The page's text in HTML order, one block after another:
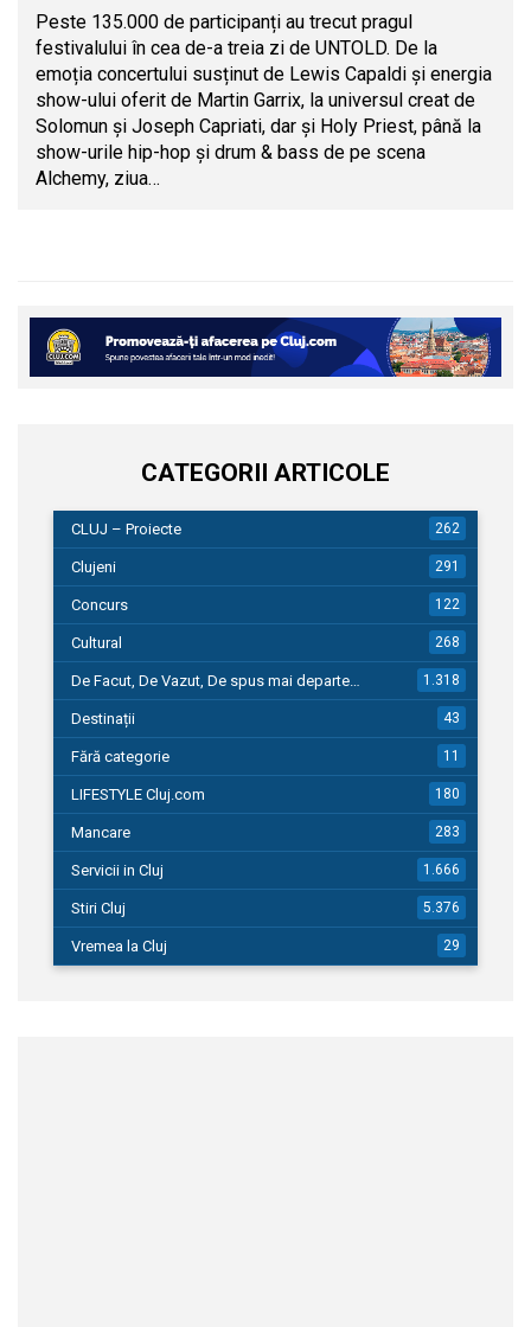
Peste 135.000 de participanți au trecut pragul
festivalului în cea de-a treia zi de UNTOLD. De la
emoția concertului susținut de Lewis Capaldi și energia
show-ului oferit de Martin Garrix, la universul creat de
Solomun și Joseph Capriati, dar și Holy Priest, până la
show-urile hip-hop și drum & bass de pe scena
Alchemy, ziua…
CATEGORII ARTICOLE
CLUJ – Proiecte 262
Clujeni 291
Concurs 122
Cultural 268
De Facut, De Vazut, De spus mai departe… 1.318
Destinații 43
Fără categorie 11
LIFESTYLE Cluj.com 180
Mancare 283
Servicii in Cluj 1.666
Stiri Cluj 5.376
Vremea la Cluj 29